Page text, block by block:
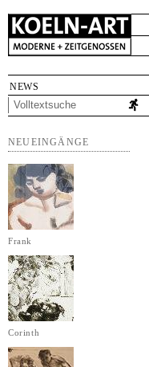
NEWS
NEUEINGÄNGE
Frank
Corinth